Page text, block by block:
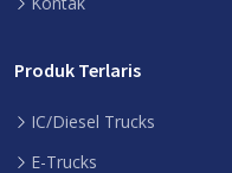
Produk Terlaris
IC/Diesel Trucks
E-Trucks